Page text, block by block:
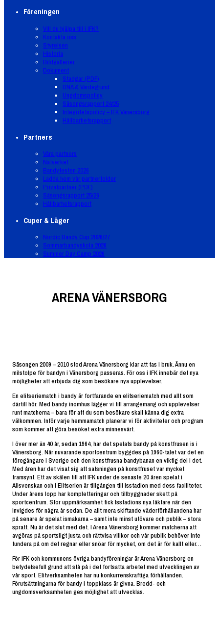
Föreningen
Vill du hjälpa till i IFK?
Kontakta oss
Styrelsen
Historia
Bildgallerier
Dokument
Stadgar (PDF)
DNA & Värdegrund
Ungdomspolicy
Säsongsrapport 24/25
Integritetspolicy – IFK Vänersborg
Hållbarhetsrapport
Partners
Våra partners
Nätverket
Bandyfesten 2026
Ladda hem vår partnerfolder
Privatpartner (PDF)
Säsongsrapport 25/26
Hållbarhetsrapport
Cuper & Läger
Nordic Bandy Cup 2026/27
Sommarbandyskola 2026
Summer Day Camp 2026
ARENA VÄNERSBORG
Säsongen 2009 – 2010 stod Arena Vänersborg klar att tas i bruk. Ännu en
milstolpe för bandyn i Vänersborg passeras. För oss i IFK innebär det nya
möjligheter att erbjuda dig som besökare nya upplevelser.
En elitseriematch i bandy är fortfarande en elitseriematch med allt som
därtill hör. Med bandy inomhus lägger vi till arrangemang och upplevelser
runt matcherna – bara för att du som besökare skall känna dig extra
välkommen. Inför varje hemmamatch planerar vi för aktiviteter och program
som kommer att göra besöket extra minnesvärt.
I över mer än 40 år, sedan 1964, har det spelats bandy på konstfrusen is i
Vänersborg. När nuvarande sportcentrum byggdes på 1960-talet var det en
föregångare i Sverige och den konstfrusna bandybanan en viktig del i det.
Med åren har det visat sig att satsningen på konstfruset var mycket
framsynt. Ett av skälen till att IFK under de senaste 20 åren spelat i
Allsvenskan och i Elitserien är tillgången till Isstadion med dess faciliteter.
Under årens lopp har kompletteringar och tillbyggnader skett på
sportcentrum. Stor uppmärksamhet fick Isstadions nya läktare när den
invigdes för några år sedan. De allt mera skiftande väderförhållandena har
på senare år spelat ismakarna – samt inte minst utövare och publik – stora
spratt. Nu är det slut med det. I Arena Vänersborg kommer matcherna att
avgöras på sportsligt justa och rättvisa villkor och vår publik behöver inte
fundera på om det regnar eller snöar för mycket, om det är för kallt eller…
För IFK och kommunens övriga bandyföreningar är Arena Vänersborg en
betydelsefull grund att stå på i det fortsatta arbetet med utvecklingen av
vår sport. Elitverksamheten har nu konkurrenskraftiga förhållanden.
Förutsättningarna för bandy i toppklass är givna. Bredd- och
ungdomsverksamheten ges möjlighet att utvecklas.